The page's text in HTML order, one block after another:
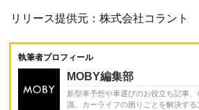
リリース提供元：株式会社コラント
執筆者プロフィール
MOBY編集部
新型車予想や車選びのお役立ち記事
識、カーライフの困りごとを解決す